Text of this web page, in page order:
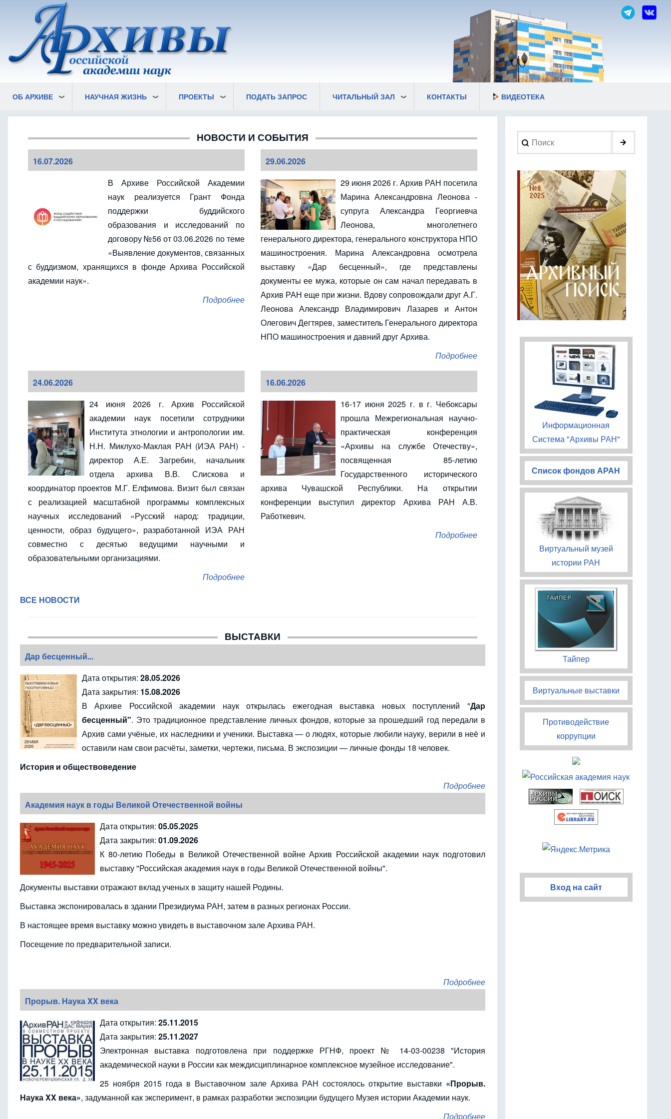
основному
содержанию
ОБ АРХИВЕ НАУЧНАЯ ЖИЗНЬ ПРОЕКТЫ ПОДАТЬ ЗАПРОС ЧИТАЛЬНЫЙ ЗАЛ КОНТАКТЫ ВИДЕОТЕКА
НОВОСТИ И СОБЫТИЯ
16.07.2026
В Архиве Российской Академии
наук реализуется Грант Фонда
поддержки буддийского
образования и исследований по
договору №56 от 03.06.2026 по теме
«Выявление документов, связанных
с буддизмом, хранящихся в фонде Архива Российской
академии наук».
Подробнее
29.06.2026
29 июня 2026 г. Архив РАН посетила
Марина Александровна Леонова -
супруга Александра Георгиевча
Леонова, многолетнего
генерального директора, генерального конструктора НПО
машиностроения. Марина Александровна осмотрела
выставку «Дар бесценный», где представлены
документы ее мужа, которые он сам начал передавать в
Архив РАН еще при жизни. Вдову сопровождали друг А.Г.
Леонова Александр Владимирович Лазарев и Антон
Олегович Дегтярев, заместитель Генерального директора
НПО машиностроения и давний друг Архива.
Подробнее
24.06.2026
24 июня 2026 г. Архив Российской
академии наук посетили сотрудники
Института этнологии и антропологии им.
Н.Н. Миклухо-Маклая РАН (ИЭА РАН) -
директор А.Е. Загребин, начальник
отдела архива В.В. Слискова и
координатор проектов М.Г. Елфимова. Визит был связан
с реализацией масштабной программы комплексных
научных исследований «Русский народ: традиции,
ценности, образ будущего», разработанной ИЭА РАН
совместно с десятью ведущими научными и
образовательными организациями.
Подробнее
16.06.2026
16-17 июня 2025 г. в г. Чебоксары
прошла Межрегиональная научно-
практическая конференция
«Архивы на службе Отечеству»,
посвященная 85-летию
Государственного исторического
архива Чувашской Республики. На открытии
конференции выступил директор Архива РАН А.В.
Работкевич.
Подробнее
ВСЕ НОВОСТИ
ВЫСТАВКИ
Дар бесценный...
Дата открытия: 28.05.2026
Дата закрытия: 15.08.2026
В Архиве Российской академии наук открылась ежегодная выставка новых поступлений "Дар
бесценный". Это традиционное представление личных фондов, которые за прошедший год передали в
Архив сами учёные, их наследники и ученики. Выставка — о людях, которые любили науку, верили в неё и
оставили нам свои расчёты, заметки, чертежи, письма. В экспозиции — личные фонды 18 человек.
История и обществоведение
Подробнее
Академия наук в годы Великой Отечественной войны
Дата открытия: 05.05.2025
Дата закрытия: 01.09.2026
К 80-летию Победы в Великой Отечественной войне Архив Российской академии наук подготовил
выставку "Российская академия наук в годы Великой Отечественной войны".
Документы выставки отражают вклад ученых в защиту нашей Родины.
Выставка экспонировалась в здании Президиума РАН, затем в разных регионах России.
В настоящее время выставку можно увидеть в выставочном зале Архива РАН.
Посещение по предварительной записи.
Подробнее
Прорыв. Наука XX века
Дата открытия: 25.11.2015
Дата закрытия: 25.11.2027
Электронная выставка подготовлена при поддержке РГНФ, проект № 14-03-00238 "История
академической науки в России как междисциплинарное комплексное музейное исследование".
25 ноября 2015 года в Выставочном зале Архива РАН состоялось открытие выставки «Прорыв.
Наука XX века», задуманной как эксперимент, в рамках разработки экспозиции будущего Музея истории Академии наук.
Подробнее
Search
Информационная
Система "Архивы РАН"
Список фондов АРАН
Виртуальный музей
истории РАН
Тайпер
Виртуальные выставки
Противодействие
коррупции
Вход на сайт